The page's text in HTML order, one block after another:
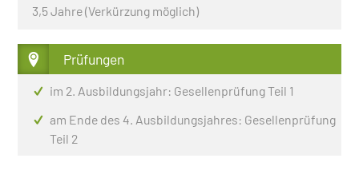
3,5 Jahre (Verkürzung möglich)
Prüfungen
im 2. Ausbildungsjahr: Gesellenprüfung Teil 1
am Ende des 4. Ausbildungsjahres: Gesellenprüfung
Teil 2